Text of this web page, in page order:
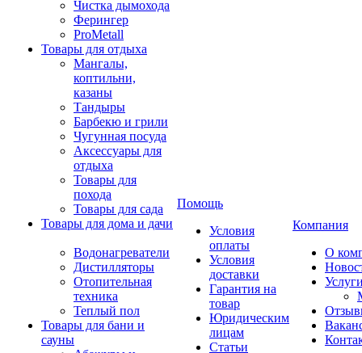
Чистка дымохода
Ферингер
ProMetall
Товары для отдыха
Мангалы,
коптильни,
казаны
Тандыры
Барбекю и грили
Чугунная посуда
Аксессуары для
отдыха
Товары для
похода
Товары для сада
Товары для дома и дачи
Водонагреватели
Дистилляторы
Отопительная
техника
Теплый пол
Товары для бани и
сауны
Помощь
Условия
оплаты
Условия
доставки
Гарантия на
товар
Юридическим
лицам
Статьи
Компания
О